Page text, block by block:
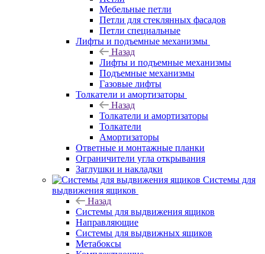
Мебельные петли
Петли для стеклянных фасадов
Петли специальные
Лифты и подъемные механизмы
Назад
Лифты и подъемные механизмы
Подъемные механизмы
Газовые лифты
Толкатели и амортизаторы
Назад
Толкатели и амортизаторы
Толкатели
Амортизаторы
Ответные и монтажные планки
Ограничители угла открывания
Заглушки и накладки
Системы для
выдвижения ящиков
Назад
Системы для выдвижения ящиков
Направляющие
Системы для выдвижных ящиков
Метабоксы